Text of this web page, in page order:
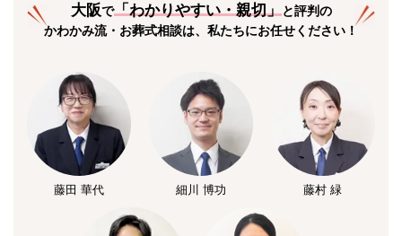
大阪で「わかりやすい・親切」と評判の
かわかみ流・お葬式相談は、私たちにお任せください！
藤田 華代 細川 博功 藤村 緑